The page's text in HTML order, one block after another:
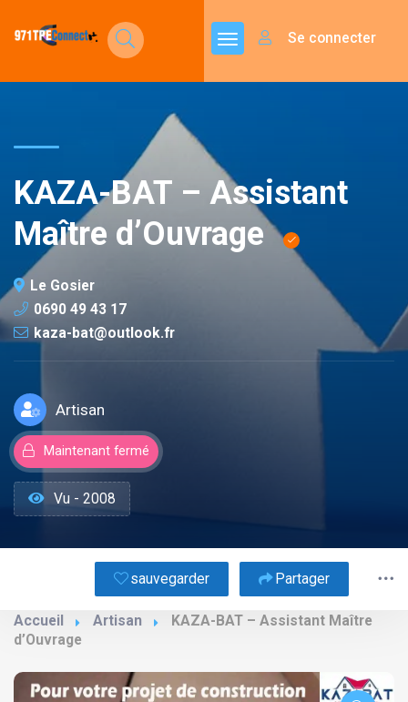
Se connecter
KAZA-BAT – Assistant
Maître d’Ouvrage
Le Gosier
0690 49 43 17
kaza-bat@outlook.fr
Artisan
Maintenant fermé
Vu - 2008
sauvegarder Partager
Accueil Artisan
KAZA-BAT – Assistant Maître
d’Ouvrage